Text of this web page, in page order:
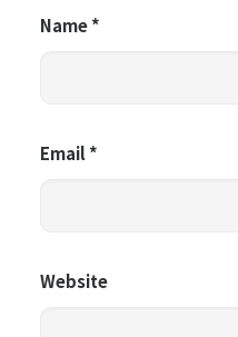
Name*
Email*
Website